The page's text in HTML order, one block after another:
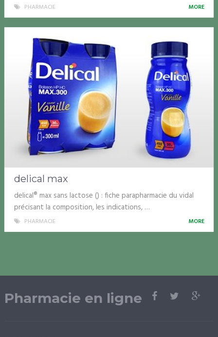
PHARMACIE MORE
delical max
delical® max sans lactose () : fiche parapharmacie du vidal
précisant la composition, les indications, …
PHARMACIE MORE
Pharmacie en ligne